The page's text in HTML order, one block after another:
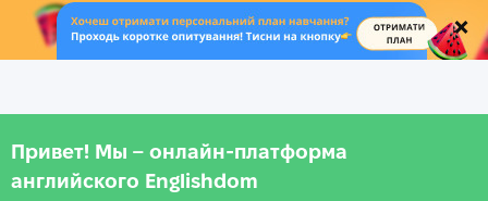
.
Привет! Мы – онлайн‑платформа
английского Englishdom